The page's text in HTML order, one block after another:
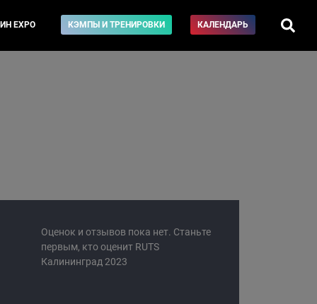
EXPO КЭМПЫ И ТРЕНИРОВКИ КАЛЕНДАРЬ
Оценок и отзывов пока нет. Станьте
первым, кто оценит RUTS
Калининград 2023